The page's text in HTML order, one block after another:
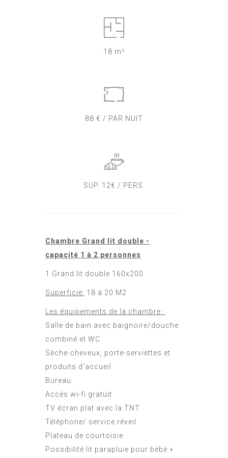
18 m²
88 € / PAR NUIT
SUP. 12€ / PERS.
Chambre Grand lit double -
capacité 1 à 2 personnes
1 Grand lit double 160x200
Superficie: 18 à 20 M2
Les équipements de la chambre :
Salle de bain avec baignoire/douche
combiné et WC
Sèche-cheveux, porte-serviettes et
produits d'accueil
Bureau
Accès wi-fi gratuit
TV écran plat avec la TNT
Téléphone/ service réveil
Plateau de courtoisie
Possibilité lit parapluie pour bébé +